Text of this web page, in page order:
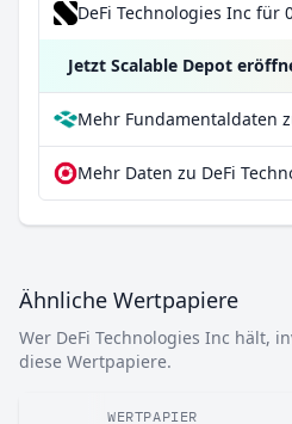
Jetzt Scalable Depot
Ähnliche Wertpapiere
Wer DeFi Technologies Inc hält,
diese Wertpapiere.
WERTPAPIER